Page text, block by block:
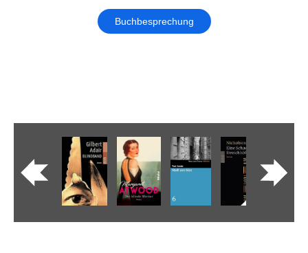
Buchbesprechung